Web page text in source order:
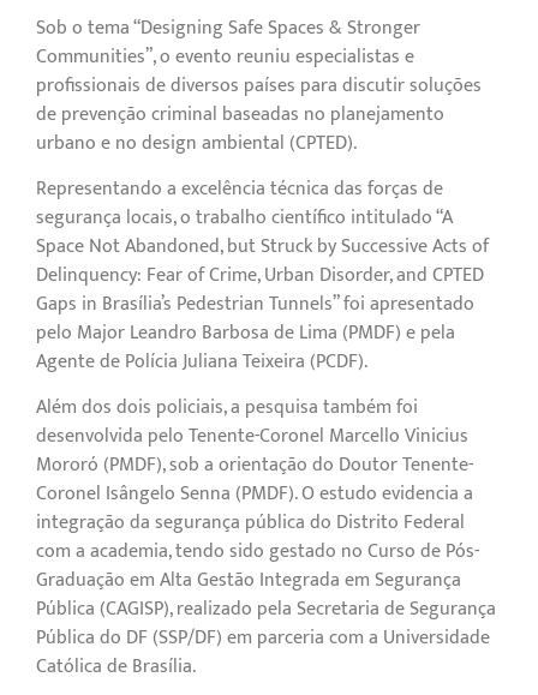
Sob o tema “Designing Safe Spaces & Stronger
Communities”, o evento reuniu especialistas e
profissionais de diversos países para discutir soluções
de prevenção criminal baseadas no planejamento
urbano e no design ambiental (CPTED).
Representando a excelência técnica das forças de
segurança locais, o trabalho científico intitulado “A
Space Not Abandoned, but Struck by Successive Acts of
Delinquency: Fear of Crime, Urban Disorder, and CPTED
Gaps in Brasília’s Pedestrian Tunnels” foi apresentado
pelo Major Leandro Barbosa de Lima (PMDF) e pela
Agente de Polícia Juliana Teixeira (PCDF).
Além dos dois policiais, a pesquisa também foi
desenvolvida pelo Tenente-Coronel Marcello Vinicius
Mororó (PMDF), sob a orientação do Doutor Tenente-
Coronel Isângelo Senna (PMDF). O estudo evidencia a
integração da segurança pública do Distrito Federal
com a academia, tendo sido gestado no Curso de Pós-
Graduação em Alta Gestão Integrada em Segurança
Pública (CAGISP), realizado pela Secretaria de Segurança
Pública do DF (SSP/DF) em parceria com a Universidade
Católica de Brasília.